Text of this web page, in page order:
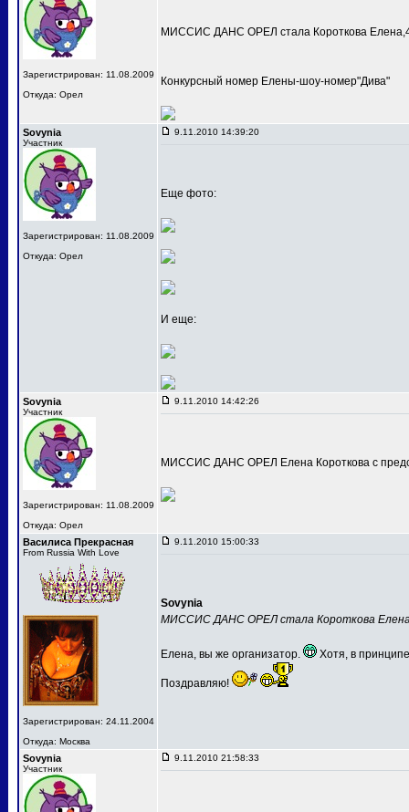
Зарегистрирован: 11.08.2009
Откуда: Орел
МИССИС ДАНС ОРЕЛ стала Короткова
Конкурсный номер Елены-шоу-номер"Дива"
Sovynia
Участник
Зарегистрирован: 11.08.2009
Откуда: Орел
9.11.2010 14:39:20
Еще фото:
И еще:
Sovynia
Участник
Зарегистрирован: 11.08.2009
Откуда: Орел
9.11.2010 14:42:26
МИССИС ДАНС ОРЕЛ Елена Короткова с
Василиса Прекрасная
From Russia With Love
Зарегистрирован: 24.11.2004
Откуда: Москва
9.11.2010 15:00:33
Sovynia
МИССИС ДАНС ОРЕЛ стала Короткова
Елена, вы же организатор. Хотя, в
Поздравляю!
Sovynia
Участник
9.11.2010 21:58:33